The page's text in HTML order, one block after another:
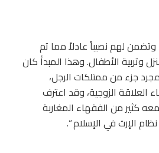
وتضمن لهم نصيباً عادلاً مما تم
وتربية الأطفال. وهذا المبدأ كان
جزء من ممتلكات الرجل،
الزوجية، وقد اعترف
والذي تصالح معه كثير من الفقهاء المغاربة
الإرث في الإسلام “.